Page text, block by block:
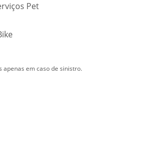
Pet
apenas em caso de sinistro.